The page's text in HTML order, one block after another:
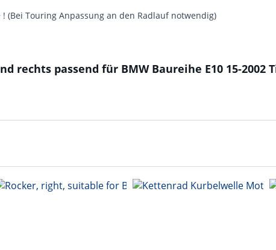
(Bei Touring Anpassung an den Radlauf notwendig)
rechts passend für BMW Baureihe E10 15-2002